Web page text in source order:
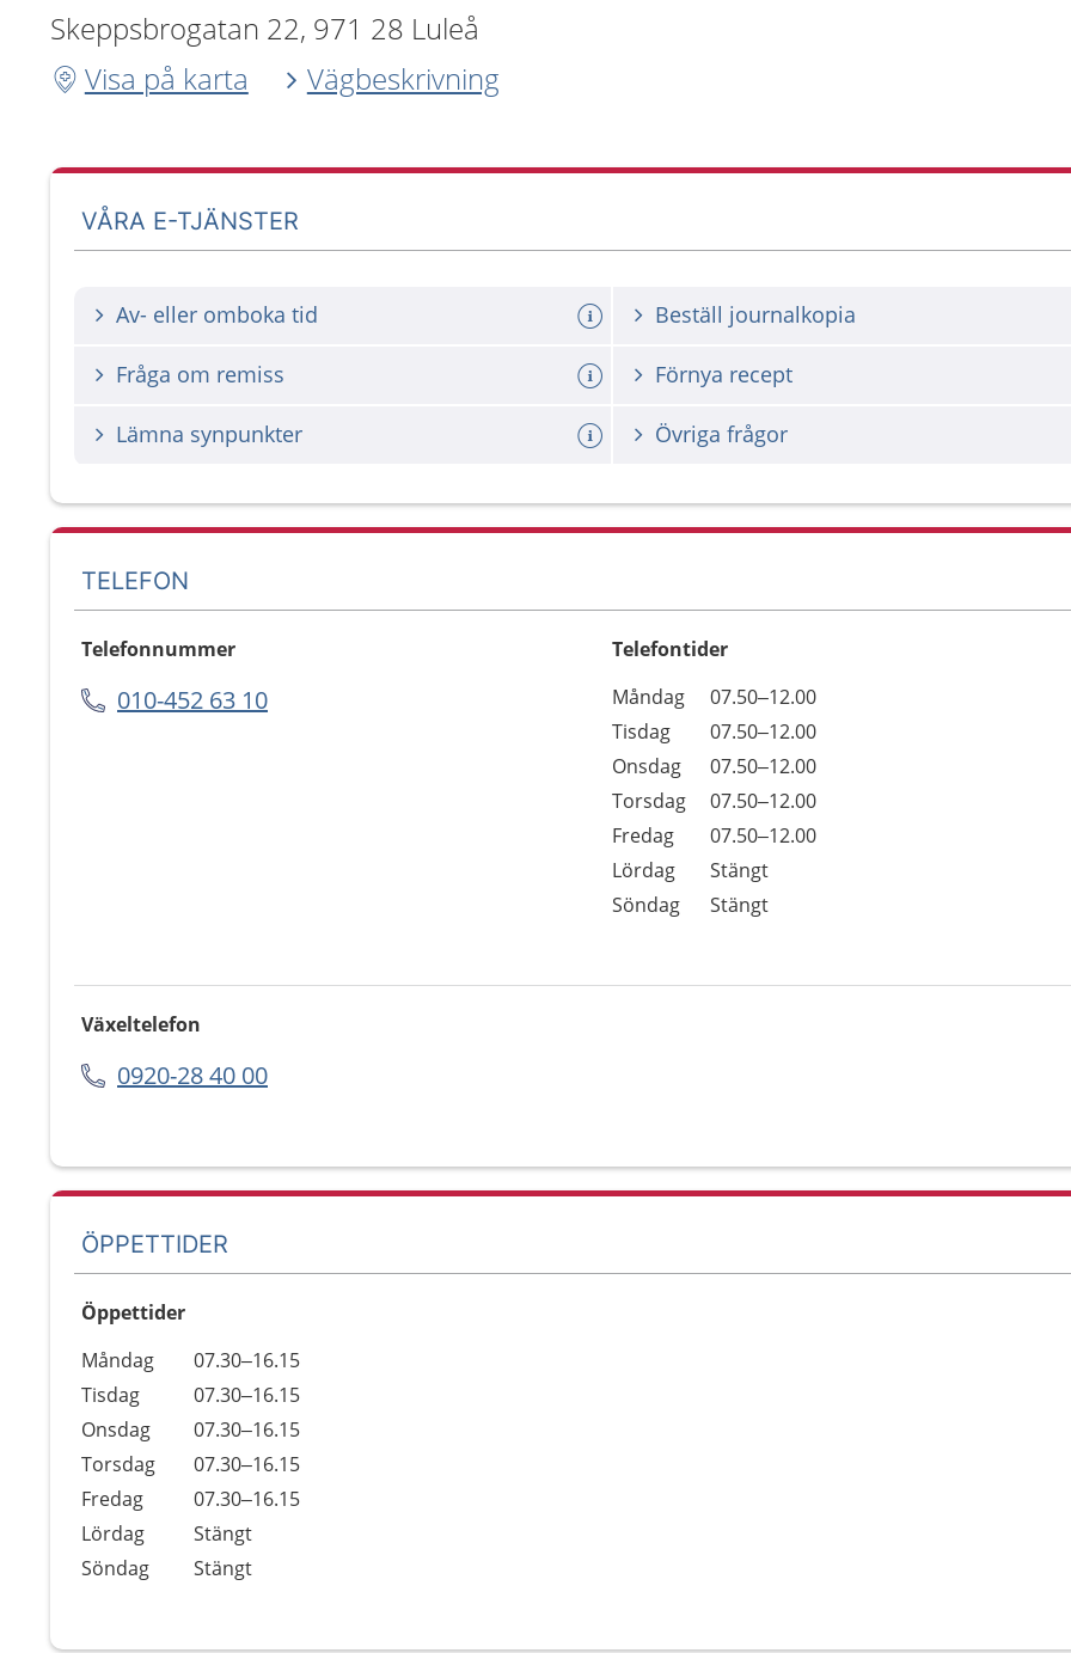
Skeppsbrogatan 22, 971 28 Luleå
Visa på karta
Vägbeskrivning
VÅRA E-TJÄNSTER
Av- eller omboka tid Beställ journalkopia
Fråga om remiss Förnya recept
Lämna synpunkter Övriga frågor
TELEFON
Telefonnummer
010-452 63 10
Telefontider
Dag
Öppettider
Kommentarer
Måndag
07.50–12.00
Tisdag
07.50–12.00
Onsdag
07.50–12.00
Torsdag
07.50–12.00
Fredag
07.50–12.00
Lördag
Stängt
Söndag
Stängt
Växeltelefon
0920-28 40 00
ÖPPETTIDER
Öppettider
Dag
Öppettider
Kommentarer
Måndag
07.30–16.15
Tisdag
07.30–16.15
Onsdag
07.30–16.15
Torsdag
07.30–16.15
Fredag
07.30–16.15
Lördag
Stängt
Söndag
Stängt